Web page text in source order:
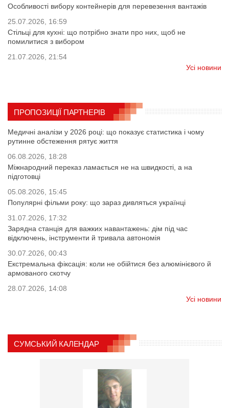
Особливості вибору контейнерів для перевезення вантажів
25.07.2026, 16:59
Стільці для кухні: що потрібно знати про них, щоб не
помилитися з вибором
21.07.2026, 21:54
Усі новини
ПРОПОЗИЦІЇ ПАРТНЕРІВ
Медичні аналізи у 2026 році: що показує статистика і чому
рутинне обстеження рятує життя
06.08.2026, 18:28
Міжнародний переказ ламається не на швидкості, а на
підготовці
05.08.2026, 15:45
Популярні фільми року: що зараз дивляться українці
31.07.2026, 17:32
Зарядна станція для важких навантажень: дім під час
відключень, інструменти й тривала автономія
30.07.2026, 00:43
Екстремальна фіксація: коли не обійтися без алюмінієвого й
армованого скотчу
28.07.2026, 14:08
Усі новини
СУМСЬКИЙ КАЛЕНДАР